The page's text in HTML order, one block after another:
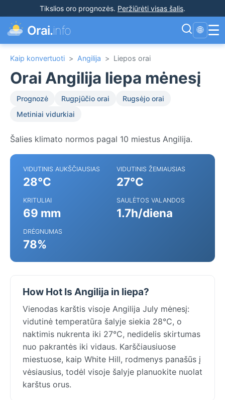
Tikslios oro prognozės. Peržiūrėti visas šalis.
Orai.info 🌐 ☰
Kaip konvertuoti > Angilija > Liepos orai
Orai Angilija liepa mėnesį
Prognozė Rugpjūčio orai
Rugsėjo orai
Metiniai vidurkiai
Šalies klimato normos pagal 10 miestus Angilija.
VIDUTINIS AUKŠČIAUSIAS
28°C
VIDUTINIS ŽEMIAUSIAS
27°C
KRITULIAI
69 mm
SAULĖTOS VALANDOS
1.7h/diena
DRĖGNUMAS
78%
How Hot Is Angilija in liepa?
Vienodas karštis visoje Angilija July mėnesį:
vidutinė temperatūra šalyje siekia 28°C, o
naktimis nukrenta iki 27°C, nedidelis skirtumas
nuo pakrantės iki vidaus. Karščiausiuose
miestuose, kaip White Hill, rodmenys panašūs į
vėsiausius, todėl visoje šalyje planuokite nuolat
karštus orus.